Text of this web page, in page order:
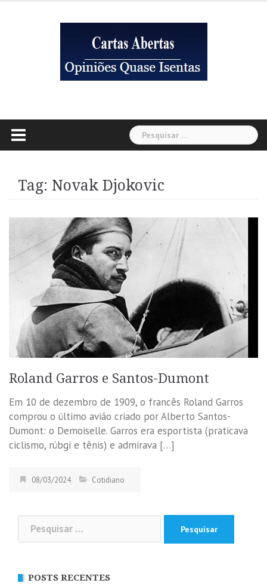
Pesquisar
por:
Tag: Novak Djokovic
Roland Garros e Santos-Dumont
Em 10 de dezembro de 1909, o francês Roland Garros
comprou o último avião criado por Alberto Santos-
Dumont: o Demoiselle. Garros era esportista (praticava
ciclismo, rúbgi e tênis) e admirava […]
08/03/2024 Cotidiano
Pesquisar
por:
POSTS RECENTES